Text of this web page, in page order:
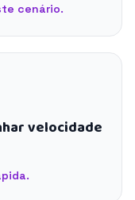
cenário.
velocidade